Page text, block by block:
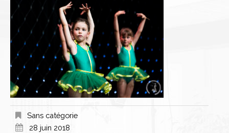
Sans catégorie
28 juin 2018